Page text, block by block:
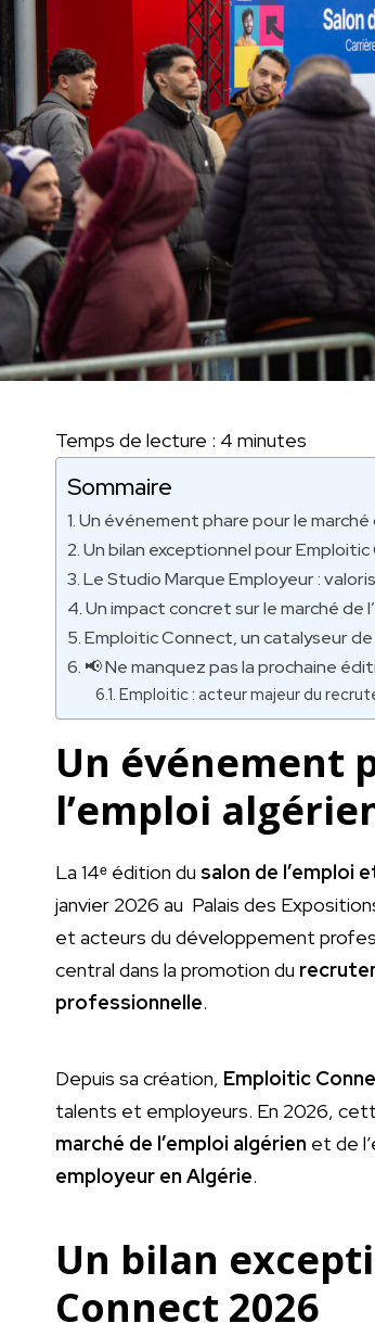
Temps de lecture : 4 minutes
Sommaire
Un événement phare pour le marché
Un bilan exceptionnel pour
Le Studio Marque Employeur :
Un impact concret sur le marché de
Emploitic Connect, un catalyseur
📢 Ne manquez pas la prochaine
Emploitic : acteur majeur du
Un événement
l’emploi
La 14ᵉ édition du salon de l’emploi
janvier 2026 au Palais des
et acteurs du développement
central dans la promotion du
professionnelle.
Depuis sa création, Emploitic
talents et employeurs. En 2026,
marché de l’emploi algérien et de
employeur en Algérie.
Un bilan
Connect 2026